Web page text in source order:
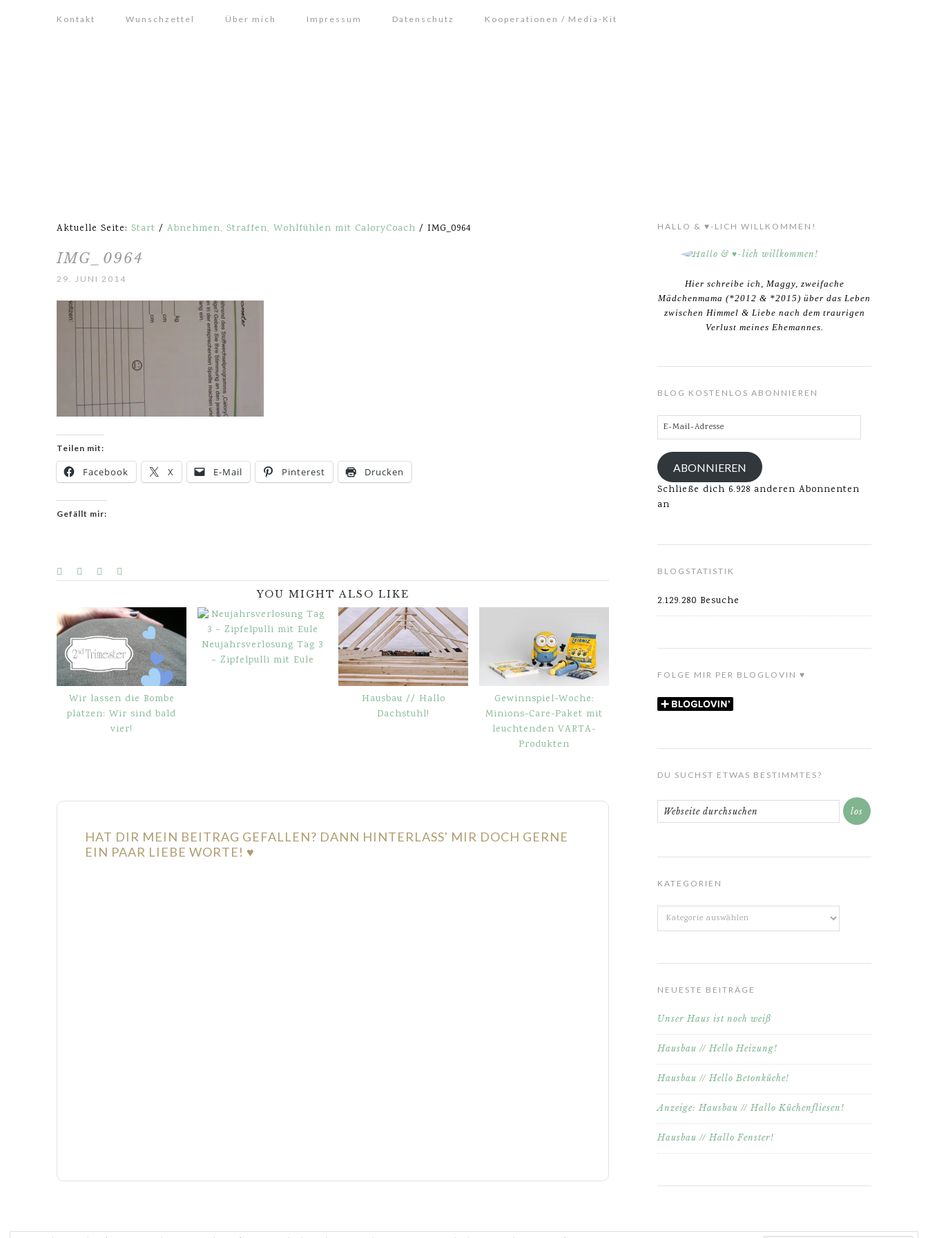
Kontakt Wunschzettel Über mich Impressum Datenschutz Kooperationen / Media-Kit
Aktuelle Seite: Start / Abnehmen, Straffen, Wohlfühlen mit CaloryCoach / IMG_0964
IMG_0964
29. JUNI 2014
Teilen mit:
Facebook X E-Mail Pinterest Drucken
Gefällt mir:
YOU MIGHT ALSO LIKE
Wir lassen die Bombe
platzen: Wir sind bald
vier!
Neujahrsverlosung Tag 3
– Zipfelpulli mit Eule
Hausbau // Hallo
Dachstuhl!
Gewinnspiel-Woche:
Minions-Care-Paket mit
leuchtenden VARTA-
Produkten
HAT DIR MEIN BEITRAG GEFALLEN? DANN HINTERLASS' MIR DOCH GERNE
EIN PAAR LIEBE WORTE! ♥
HALLO & ♥-LICH WILLKOMMEN!
Hier schreibe ich, Maggy, zweifache
Mädchenmama (*2012 & *2015) über das Leben
zwischen Himmel & Liebe nach dem traurigen
Verlust meines Ehemannes.
BLOG KOSTENLOS ABONNIEREN
E-
Mail-
Adresse
ABONNIEREN
Schließe dich 6.928 anderen Abonnenten
an
BLOGSTATISTIK
2.129.280 Besuche
FOLGE MIR PER BLOGLOVIN ♥
DU SUCHST ETWAS BESTIMMTES?
KATEGORIEN
Kategorien
NEUESTE BEITRÄGE
Unser Haus ist noch weiß
Hausbau // Hello Heizung!
Hausbau // Hello Betonküche!
Anzeige: Hausbau // Hallo Küchenfliesen!
Hausbau // Hallo Fenster!